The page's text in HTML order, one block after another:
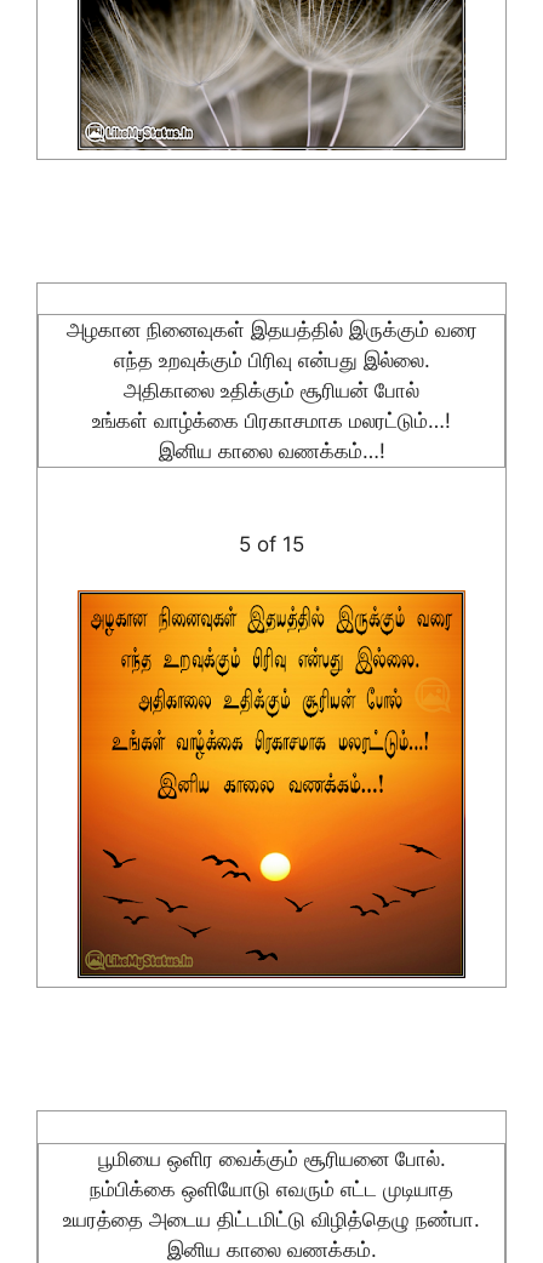
அழகான நினைவுகள் இதயத்தில் இருக்கும் வரை
எந்த உறவுக்கும் பிரிவு என்பது இல்லை.
அதிகாலை உதிக்கும் சூரியன் போல்
உங்கள் வாழ்க்கை பிரகாசமாக மலரட்டும்…!
இனிய காலை வணக்கம்…!
5 of 15
பூமியை ஒளிர வைக்கும் சூரியனை போல்.
நம்பிக்கை ஒளியோடு எவரும் எட்ட முடியாத
உயரத்தை அடைய திட்டமிட்டு விழித்தெழு நண்பா.
இனிய காலை வணக்கம்.